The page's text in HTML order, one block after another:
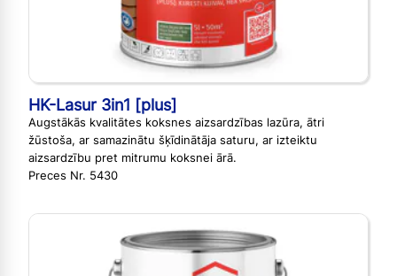
HK-Lasur 3in1 [plus]
Augstākās kvalitātes koksnes aizsardzības lazūra, ātri
žūstoša, ar samazinātu šķīdinātāja saturu, ar izteiktu
aizsardzību pret mitrumu koksnei ārā.
Preces Nr. 5430